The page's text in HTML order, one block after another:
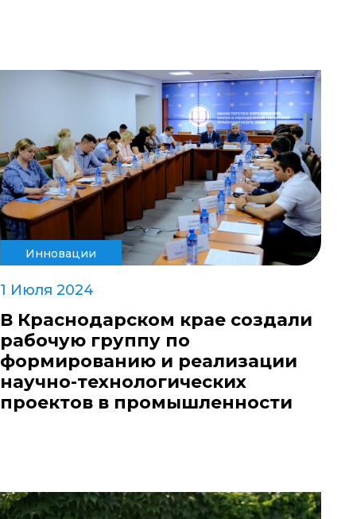
Инновации
1 Июля 2024
В Краснодарском крае создали
рабочую группу по
формированию и реализации
научно-технологических
проектов в промышленности